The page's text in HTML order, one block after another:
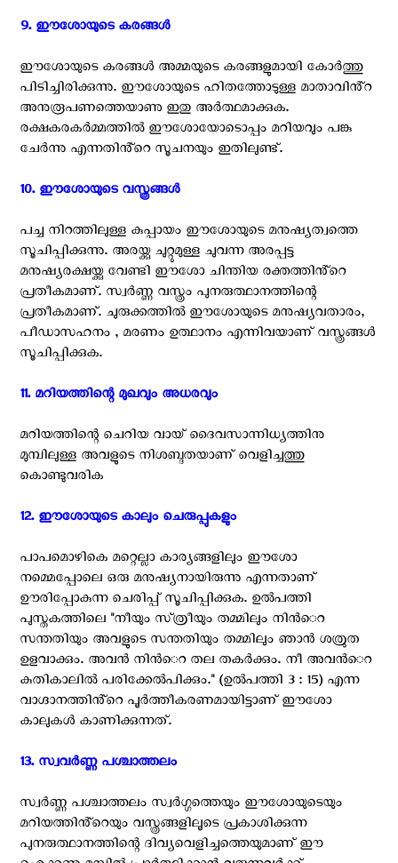
9. ഈശോയുടെ കരങ്ങൾ ‍
ഈശോയുടെ കരങ്ങൾ അമ്മയുടെ കരങ്ങളുമായി കോർത്തു
പിടിച്ചിരിക്കുന്നു. ഈശോയുടെ ഹിതത്തോടുള്ള മാതാവിൻ്റ
അനുരൂപണത്തെയാണു ഇതു അർത്ഥമാക്കുക.
രക്ഷകരകർമ്മത്തിൽ ഈശോയോടൊപ്പം മറിയവും പങ്കു
ചേർന്നു എന്നതിൻ്റെ സൂചനയും ഇതിലുണ്ട്.
10. ഈശോയുടെ വസ്ത്രങ്ങൾ ‍
പച്ച നിറത്തിലുള്ള കുപ്പായം ഈശോയുടെ മനുഷ്യത്വത്തെ
സൂചിപ്പിക്കുന്നു. അരയ്ക്കു ചുറ്റുമുള്ള ചുവന്ന അരപ്പട്ട
മനുഷ്യരക്ഷയ്ക്കു വേണ്ടി ഈശോ ചിന്തിയ രക്തത്തിൻ്റെ
പ്രതീകമാണ്. സ്വർണ്ണ വസ്ത്രം പുനരുത്ഥാനത്തിന്റെ
പ്രതീകമാണ്. ചുരുക്കത്തിൽ ഈശോയുടെ മനുഷ്യവതാരം,
പീഡാസഹനം , മരണം ഉത്ഥാനം എന്നിവയാണ് വസ്ത്രങ്ങൾ
സൂചിപ്പിക്കുക.
11. മറിയത്തിന്റെ മുഖവും അധരവും ‍
മറിയത്തിന്റെ ചെറിയ വായ് ദൈവസാന്നിധ്യത്തിനു
മുമ്പിലുള്ള അവളുടെ നിശബ്ദതയാണ് വെളിച്ചത്തു
കൊണ്ടുവരിക
12. ഈശോയുടെ കാലും ചെരുപ്പുകളും ‍
പാപമൊഴികെ മറ്റെല്ലാ കാര്യങ്ങളിലും ഈശോ
നമ്മെപ്പോലെ ഒരു മനുഷ്യനായിരുന്നു എന്നതാണ്
ഊരിപ്പോകുന്ന ചെരിപ്പ് സൂചിപ്പിക്കുക. ഉൽപത്തി
പുസ്തകത്തിലെ "നീയും സ്‌ത്രീയും തമ്മിലും നിന്‍െറ
സന്തതിയും അവളുടെ സന്തതിയും തമ്മിലും ഞാന്‍ ശത്രുത
ഉളവാക്കും. അവന്‍ നിന്‍െറ തല തകര്‍ക്കും. നീ അവന്‍െറ
കുതികാലില്‍ പരിക്കേല്‍പിക്കും." (ഉല്‍പത്തി 3 : 15) എന്ന
വാഗ്ദാനത്തിൻ്റെ പൂർത്തീകരണമായിട്ടാണ് ഈശോ
കാലുകൾ കാണിക്കുന്നത്.
13. സ്വവർണ്ണ പശ്ചാത്തലം ‍
സ്വർണ്ണ പശ്ചാത്തലം സ്വർഗ്ഗത്തെയും ഈശോയുടെയും
മറിയത്തിൻ്റെയും വസ്ത്രങ്ങളിലൂടെ പ്രകാശിക്കുന്ന
പുനരുത്ഥാനത്തിന്റെ ദിവ്യവെളിച്ചത്തെയുമാണ് ഈ